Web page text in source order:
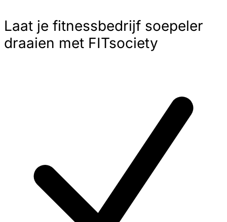
Laat je fitnessbedrijf soepeler
draaien met FITsociety